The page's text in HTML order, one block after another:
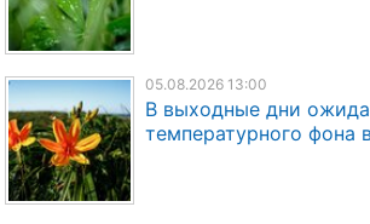
05.08.2026 13:00
В выходные дни
температурного фона